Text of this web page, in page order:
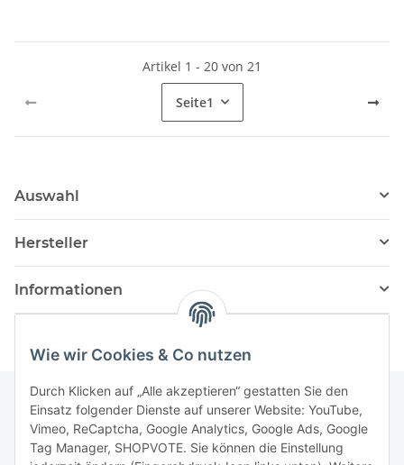
Wie wir Cookies & Co nutzen
Durch Klicken auf „Alle akzeptieren“ gestatten Sie den
Einsatz folgender Dienste auf unserer Website: YouTube,
Vimeo, ReCaptcha, Google Analytics, Google Ads, Google
Tag Manager, SHOPVOTE. Sie können die Einstellung
Artikel 1 - 20 von 21
Seite1
Auswahl
Hersteller
Informationen
Newsletter Abonnieren